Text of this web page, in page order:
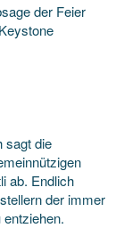
der Feier
sagt die
ab. Endlich
der immer